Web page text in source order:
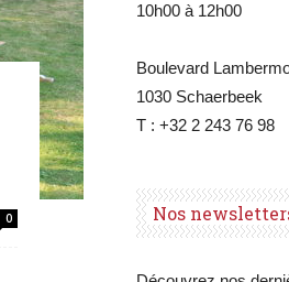
0
10h00 à 12h00
Boulevard
1030 Schaerbeek
T : +32 2 243 76 98
Nos